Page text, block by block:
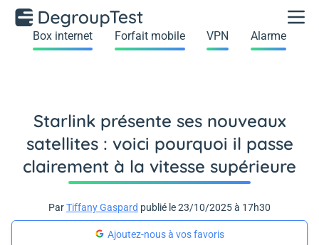
Box internet Forfait mobile VPN Alarme
Starlink présente ses nouveaux
satellites : voici pourquoi il passe
clairement à la vitesse supérieure
ParTiffany Gaspard publié le 23/10/2025 à 17h30
Ajoutez-nous à vos favoris